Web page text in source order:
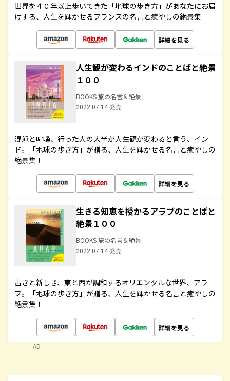
世界を４０年以上歩いてきた「地球の歩き方」があなたにお届
けする、人生を輝かせるフランスの名言と癒やしの絶景集
詳細を見る
人生観が変わるインドのことばと絶景
１００
BOOKS 旅の名言＆絶景
2022.07.14 発売
混沌と喧噪、行った人の大半が人生観が変わると言う、イン
ド。「地球の歩き方」が贈る、人生を輝かせる名言と癒やしの
絶景集！
詳細を見る
生きる知恵を授かるアラブのことばと
絶景１００
BOOKS 旅の名言＆絶景
2022.07.14 発売
古きと新しき、東と西が調和するオリエンタルな世界、アラ
ブ。「地球の歩き方」が贈る、人生を輝かせる名言と癒やしの
絶景集！
詳細を見る
AD